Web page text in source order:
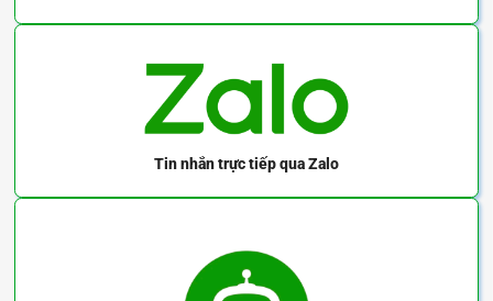
Tin nhắn trực tiếpqua Zalo